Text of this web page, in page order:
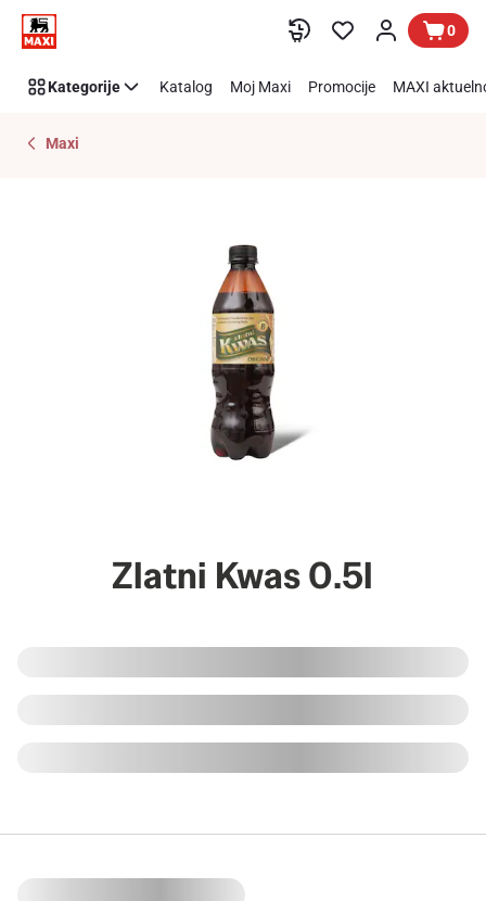
Preskoči link 0
Kategorije Katalog Moj Maxi Promocije MAXI
Maxi
Zlatni Kwas 0.5l